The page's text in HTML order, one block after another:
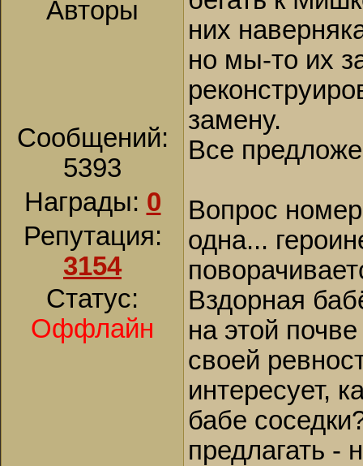
Авторы
Сообщений:
5393
Награды: 0
Репутация:
3154
Статус:
Оффлайн
них
но мы-то их
замену.
Все
Вопрос
одна...
Вздорная
на этой
своей
интересует,
бабе
предлагать -